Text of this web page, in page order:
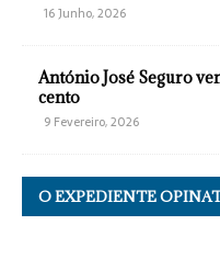
16 Junho, 2026
António José Seguro
cento
9 Fevereiro, 2026
O EXPEDIENTE